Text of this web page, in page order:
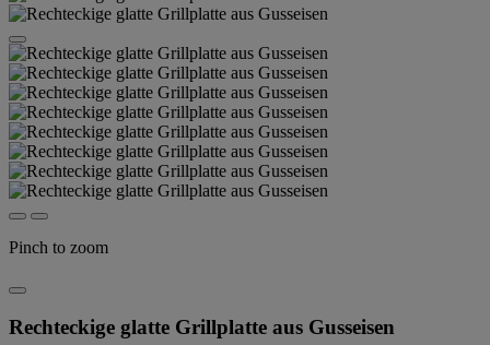
Pinch to zoom
Rechteckige glatte Grillplatte aus Gusseisen